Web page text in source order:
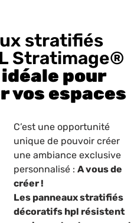
stratifiés
Stratimage®
pour
vos espaces
C’est une opportunité
unique de pouvoir créer
une ambiance exclusive
personnalisé : A vous de
créer !
Les panneaux stratifiés
décoratifs hpl résistent